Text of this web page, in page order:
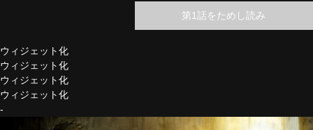
第1話をためし読み
ウィジェット化
ウィジェット化
ウィジェット化
ウィジェット化
-